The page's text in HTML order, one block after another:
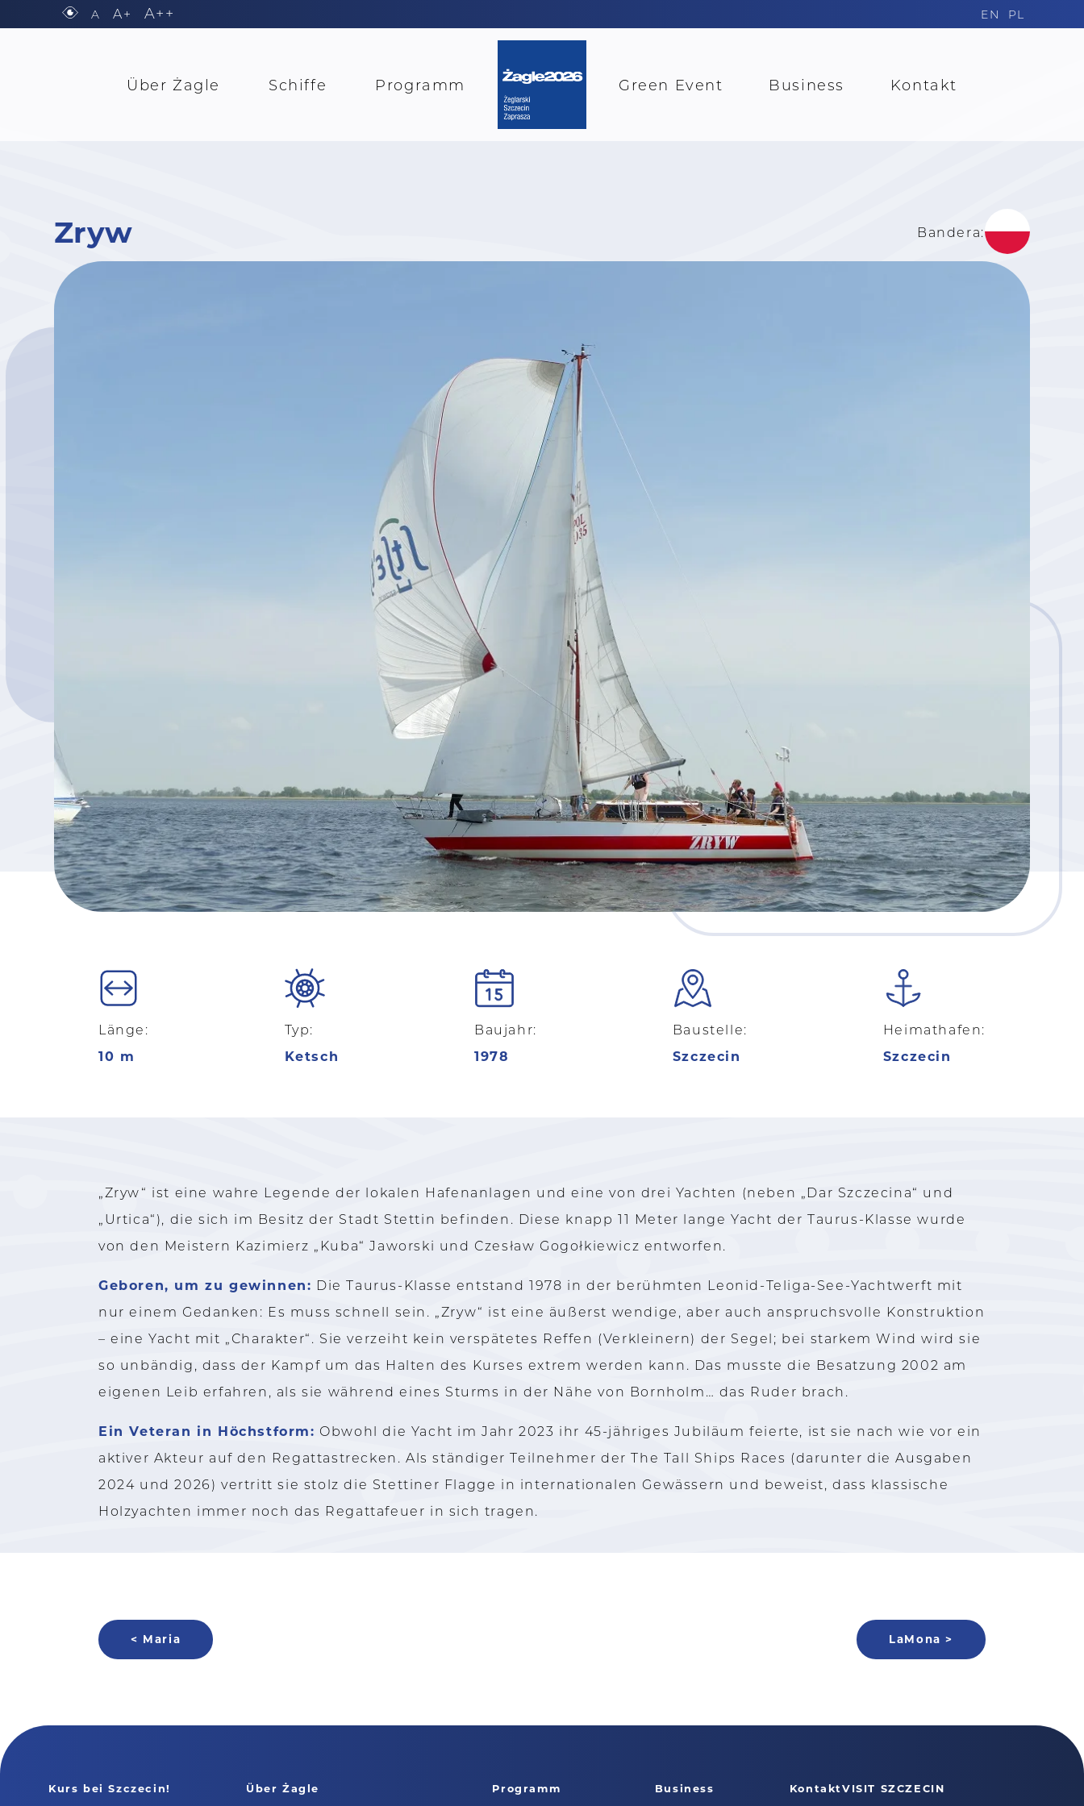
Über Żagle Schiffe Programm Green Event Business Kontakt
Zryw Bandera:
Länge:
10 m
Typ:
Ketsch
Baujahr:
1978
Baustelle:
Szczecin
Heimathafen:
Szczecin
„Zryw“ ist eine wahre Legende der lokalen Hafenanlagen und eine von drei Yachten (neben „Dar Szczecina“ und
„Urtica“), die sich im Besitz der Stadt Stettin befinden. Diese knapp 11 Meter lange Yacht der Taurus-Klasse wurde
von den Meistern Kazimierz „Kuba“ Jaworski und Czesław Gogołkiewicz entworfen.
Geboren, um zu gewinnen: Die Taurus-Klasse entstand 1978 in der berühmten Leonid-Teliga-See-Yachtwerft mit
nur einem Gedanken: Es muss schnell sein. „Zryw“ ist eine äußerst wendige, aber auch anspruchsvolle Konstruktion
– eine Yacht mit „Charakter“. Sie verzeiht kein verspätetes Reffen (Verkleinern) der Segel; bei starkem Wind wird sie
so unbändig, dass der Kampf um das Halten des Kurses extrem werden kann. Das musste die Besatzung 2002 am
eigenen Leib erfahren, als sie während eines Sturms in der Nähe von Bornholm… das Ruder brach.
Ein Veteran in Höchstform: Obwohl die Yacht im Jahr 2023 ihr 45-jähriges Jubiläum feierte, ist sie nach wie vor ein
aktiver Akteur auf den Regattastrecken. Als ständiger Teilnehmer der The Tall Ships Races (darunter die Ausgaben
2024 und 2026) vertritt sie stolz die Stettiner Flagge in internationalen Gewässern und beweist, dass klassische
Holzyachten immer noch das Regattafeuer in sich tragen.
< Maria LaMona >
Kurs bei Szczecin! Über Żagle Programm Business KontaktVISIT SZCZECIN
A A+ A++ EN PL